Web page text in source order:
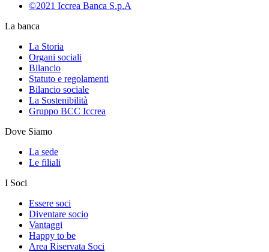
©2021 Iccrea Banca S.p.A
La banca
La Storia
Organi sociali
Bilancio
Statuto e regolamenti
Bilancio sociale
La Sostenibilità
Gruppo BCC Iccrea
Dove Siamo
La sede
Le filiali
I Soci
Essere soci
Diventare socio
Vantaggi
Happy to be
Area Riservata Soci